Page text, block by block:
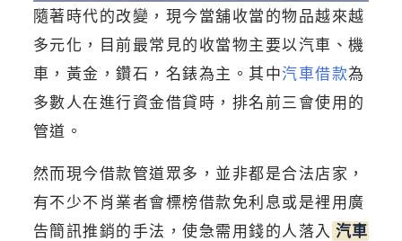
隨著時代的改變，現今當舖收當的物品越來越
多元化，目前最常見的收當物主要以汽車、機
車，黃金，鑽石，名錶為主。其中汽車借款為
多數人在進行資金借貸時，排名前三會使用的
管道。
然而現今借款管道眾多，並非都是合法店家，
有不少不肖業者會標榜借款免利息或是裡用廣
告簡訊推銷的手法，使急需用錢的人落入 汽車